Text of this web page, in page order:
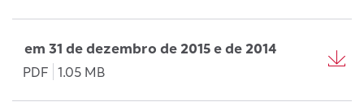
em 31 de dezembro de 2015 e de 2014
PDF 1.05 MB